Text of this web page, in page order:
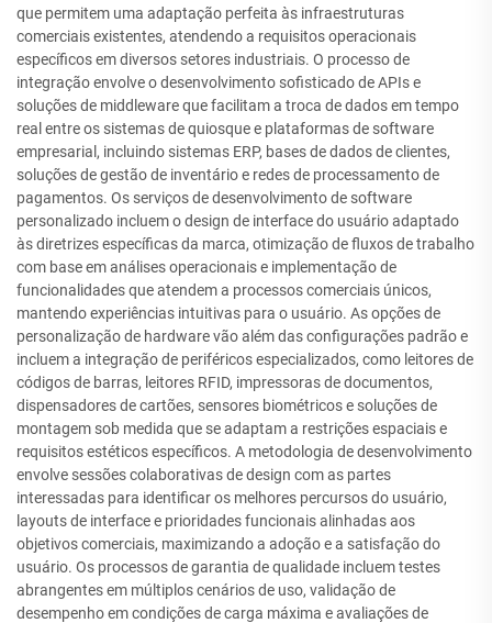
que permitem uma adaptação perfeita às infraestruturas
comerciais existentes, atendendo a requisitos operacionais
específicos em diversos setores industriais. O processo de
integração envolve o desenvolvimento sofisticado de APIs e
soluções de middleware que facilitam a troca de dados em tempo
real entre os sistemas de quiosque e plataformas de software
empresarial, incluindo sistemas ERP, bases de dados de clientes,
soluções de gestão de inventário e redes de processamento de
pagamentos. Os serviços de desenvolvimento de software
personalizado incluem o design de interface do usuário adaptado
às diretrizes específicas da marca, otimização de fluxos de trabalho
com base em análises operacionais e implementação de
funcionalidades que atendem a processos comerciais únicos,
mantendo experiências intuitivas para o usuário. As opções de
personalização de hardware vão além das configurações padrão e
incluem a integração de periféricos especializados, como leitores de
códigos de barras, leitores RFID, impressoras de documentos,
dispensadores de cartões, sensores biométricos e soluções de
montagem sob medida que se adaptam a restrições espaciais e
requisitos estéticos específicos. A metodologia de desenvolvimento
envolve sessões colaborativas de design com as partes
interessadas para identificar os melhores percursos do usuário,
layouts de interface e prioridades funcionais alinhadas aos
objetivos comerciais, maximizando a adoção e a satisfação do
usuário. Os processos de garantia de qualidade incluem testes
abrangentes em múltiplos cenários de uso, validação de
desempenho em condições de carga máxima e avaliações de